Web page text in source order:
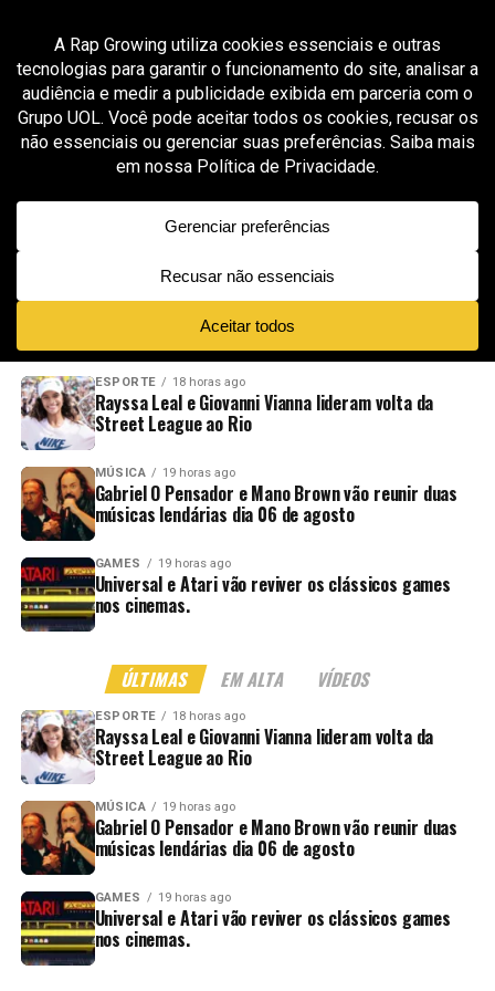
All posts tagged "5 milhão de views"
MÚSICA 3 meses ago
Kayblack inicia nova fase solo com “Será” após
prévia viral bater 1,5 milhão de views em 24
horas
NOVIDADES EM ALTA VÍDEOS
ESPORTE 18 horas ago
Rayssa Leal e Giovanni Vianna lideram volta da
Street League ao Rio
MÚSICA 19 horas ago
Gabriel O Pensador e Mano Brown vão reunir duas
músicas lendárias dia 06 de agosto
GAMES 19 horas ago
Universal e Atari vão reviver os clássicos games
nos cinemas.
ÚLTIMAS EM ALTA VÍDEOS
ESPORTE 18 horas ago
Rayssa Leal e Giovanni Vianna lideram volta da
Street League ao Rio
MÚSICA 19 horas ago
Gabriel O Pensador e Mano Brown vão reunir duas
músicas lendárias dia 06 de agosto
GAMES 19 horas ago
Universal e Atari vão reviver os clássicos games
nos cinemas.